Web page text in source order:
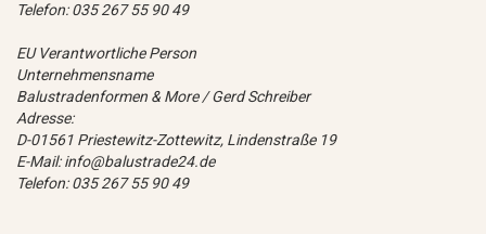
Telefon: 035 267 55 90 49
EU Verantwortliche Person
Unternehmensname
Balustradenformen & More / Gerd Schreiber
Adresse:
D-01561 Priestewitz-Zottewitz, Lindenstraße 19
E-Mail: info@balustrade24.de
Telefon: 035 267 55 90 49